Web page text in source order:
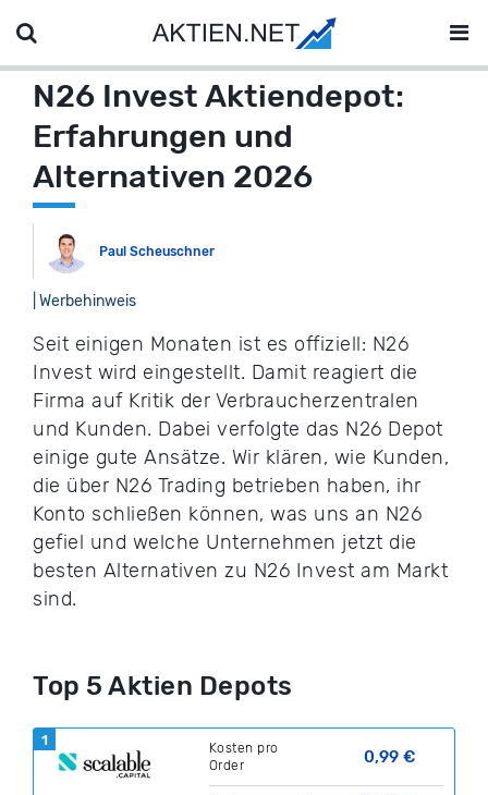
N26 Invest Aktiendepot:
Erfahrungen und
Alternativen 2026
Paul Scheuschner
| Werbehinweis
Seit einigen Monaten ist es offiziell: N26
Invest wird eingestellt. Damit reagiert die
Firma auf Kritik der Verbraucherzentralen
und Kunden. Dabei verfolgte das N26 Depot
einige gute Ansätze. Wir klären, wie Kunden,
die über N26 Trading betrieben haben, ihr
Konto schließen können, was uns an N26
gefiel und welche Unternehmen jetzt die
besten Alternativen zu N26 Invest am Markt
sind.
Top 5 Aktien Depots
1
Kosten pro
Order
0,99 €